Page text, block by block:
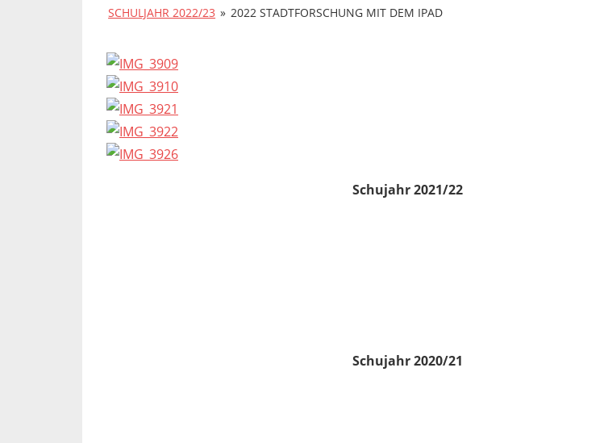
SCHULJAHR 2022/23 » 2022 STADTFORSCHUNG MIT DEM IPAD
Schujahr 2021/22
Schujahr 2020/21